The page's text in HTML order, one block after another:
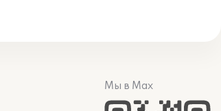
Мы в Max